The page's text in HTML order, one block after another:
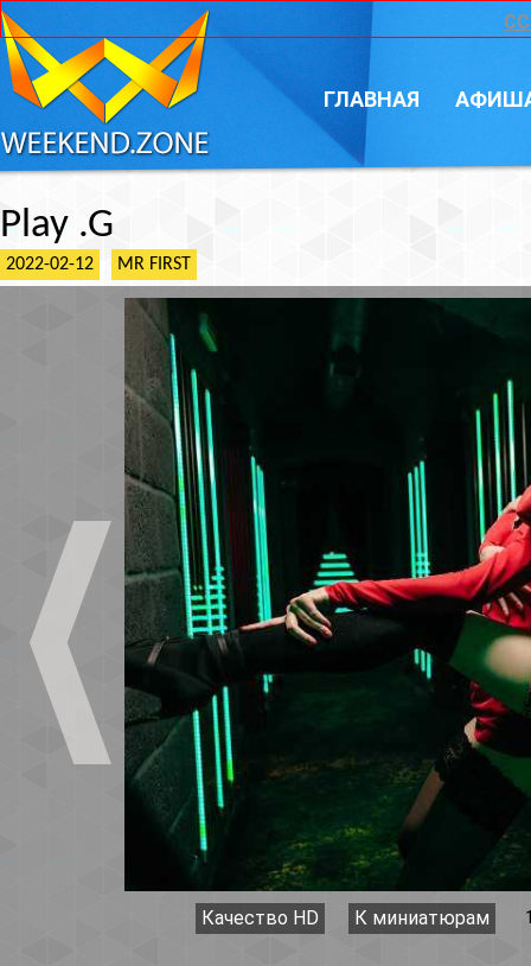
ГЛАВНАЯ
Play .G
2022-02-12 MR FIRST
Качество HD К миниатюрам